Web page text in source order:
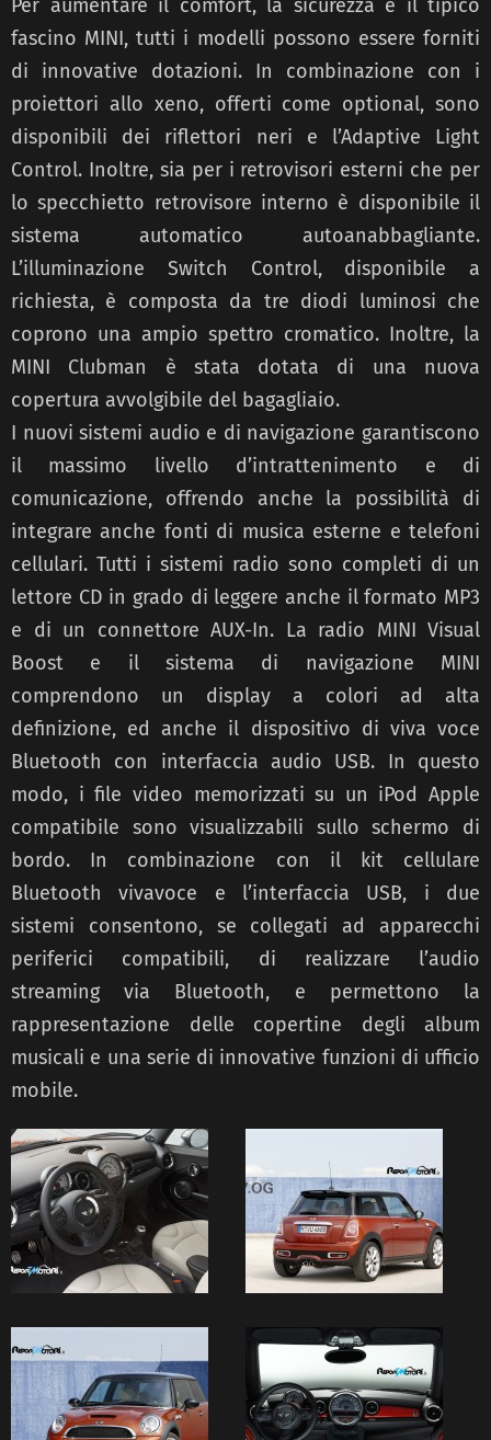
Per aumentare il comfort, la sicurezza e il tipico
fascino MINI, tutti i modelli possono essere forniti
di innovative dotazioni. In combinazione con i
proiettori allo xeno, offerti come optional, sono
disponibili dei riflettori neri e l’Adaptive Light
Control. Inoltre, sia per i retrovisori esterni che per
lo specchietto retrovisore interno è disponibile il
sistema automatico autoanabbagliante.
L’illuminazione Switch Control, disponibile a
richiesta, è composta da tre diodi luminosi che
coprono una ampio spettro cromatico. Inoltre, la
MINI Clubman è stata dotata di una nuova
copertura avvolgibile del bagagliaio.
I nuovi sistemi audio e di navigazione garantiscono
il massimo livello d’intrattenimento e di
comunicazione, offrendo anche la possibilità di
integrare anche fonti di musica esterne e telefoni
cellulari. Tutti i sistemi radio sono completi di un
lettore CD in grado di leggere anche il formato MP3
e di un connettore AUX-In. La radio MINI Visual
Boost e il sistema di navigazione MINI
comprendono un display a colori ad alta
definizione, ed anche il dispositivo di viva voce
Bluetooth con interfaccia audio USB. In questo
modo, i file video memorizzati su un iPod Apple
compatibile sono visualizzabili sullo schermo di
bordo. In combinazione con il kit cellulare
Bluetooth vivavoce e l’interfaccia USB, i due
sistemi consentono, se collegati ad apparecchi
periferici compatibili, di realizzare l’audio
streaming via Bluetooth, e permettono la
rappresentazione delle copertine degli album
musicali e una serie di innovative funzioni di ufficio
mobile.